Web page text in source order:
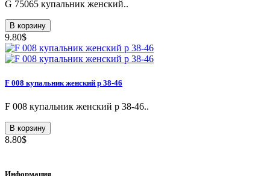
G 75065 купальник женский..
В корзину
9.80$
F 008 купальник женский р 38-46
F 008 купальник женский р 38-46..
В корзину
8.80$
Информация